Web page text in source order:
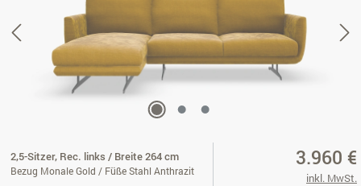
2,5-Sitzer, Rec. links / Breite 264 cm
Bezug Monale Gold / Füße Stahl Anthrazit
3.960 €
inkl. MwSt.